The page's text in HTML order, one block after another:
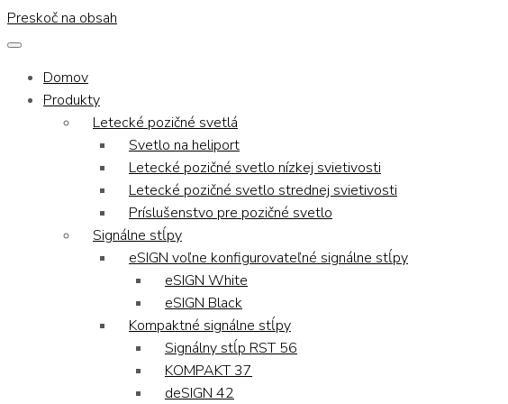
Preskoč na obsah
Domov
Produkty
Letecké pozičné svetlá
Svetlo na heliport
Letecké pozičné svetlo nízkej svietivosti
Letecké pozičné svetlo strednej svietivosti
Príslušenstvo pre pozičné svetlo
Signálne stĺpy
eSIGN voľne konfigurovateľné signálne stĺpy
eSIGN White
eSIGN Black
Kompaktné signálne stĺpy
Signálny stĺp RST 56
KOMPAKT 37
deSIGN 42